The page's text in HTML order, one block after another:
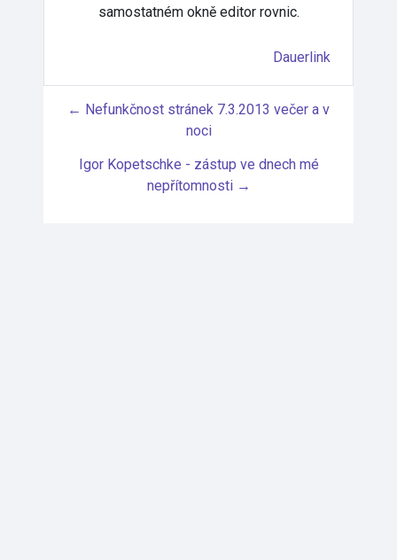
samostatném okně editor rovnic.
Dauerlink
← Nefunkčnost stránek 7.3.2013 večer a v
noci
Igor Kopetschke - zástup ve dnech mé
nepřítomnosti →